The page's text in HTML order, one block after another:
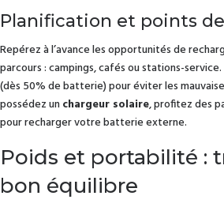
Planification et points
Repérez à l’avance les opportunités de
parcours : campings, cafés ou stations-
(dès 50% de batterie) pour éviter les
possédez unchargeur solaire, profitez des
pour recharger votre batterie externe.
Poids et portabilité :
bon équilibre